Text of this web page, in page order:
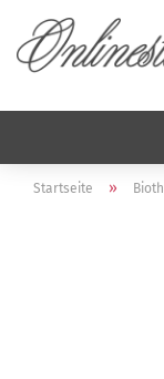
Startseite »